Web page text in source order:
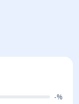
-%